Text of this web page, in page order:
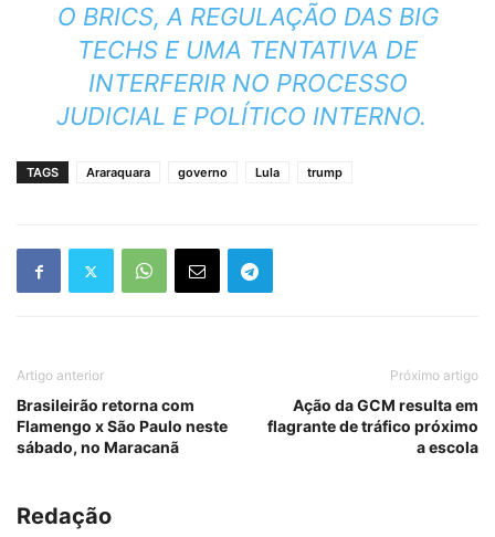
O BRICS, A REGULAÇÃO DAS BIG
TECHS E UMA TENTATIVA DE
INTERFERIR NO PROCESSO
JUDICIAL E POLÍTICO INTERNO.
TAGS Araraquara governo Lula trump
Artigo anterior
Brasileirão retorna com
Flamengo x São Paulo neste
sábado, no Maracanã
Próximo artigo
Ação da GCM resulta em
flagrante de tráfico próximo
a escola
Redação